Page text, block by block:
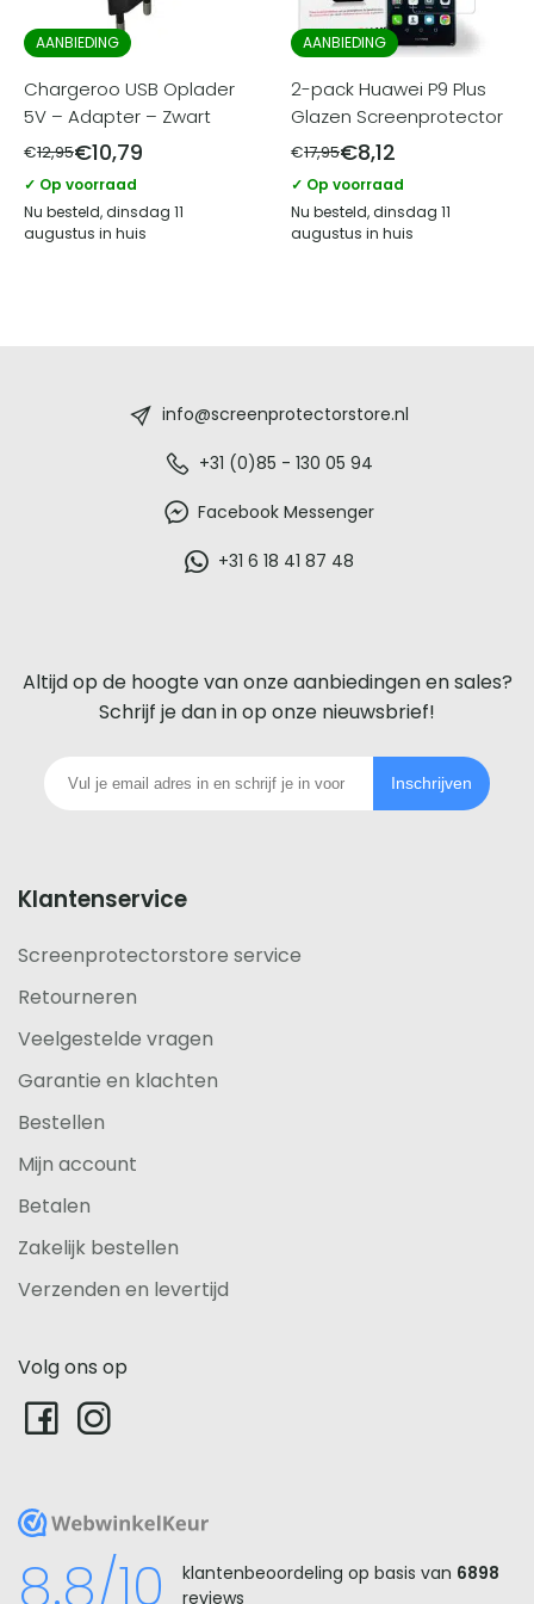
AANBIEDING
Chargeroo USB Oplader
5V – Adapter – Zwart
€12,95€10,79
✓ Op voorraad
Nu besteld, dinsdag 11
augustus in huis
AANBIEDING
2-pack Huawei P9 Plus
Glazen Screenprotector
€17,95€8,12
✓ Op voorraad
Nu besteld, dinsdag 11
augustus in huis
voor
iedere
telefoon
info@screenprotectorstore.nl
+31 (0)85 - 130 05 94
Facebook Messenger
+31 6 18 41 87 48
Altijd op de hoogte van onze aanbiedingen en sales?
Schrijf je dan in op onze nieuwsbrief!
Inschrijven
Klantenservice
Screenprotectorstore service
Retourneren
Veelgestelde vragen
Garantie en klachten
Bestellen
Mijn account
Betalen
Zakelijk bestellen
Verzenden en levertijd
Volg ons op
WebwinkelKeur
8.8/10 klantenbeoordeling op basis van 6898
reviews